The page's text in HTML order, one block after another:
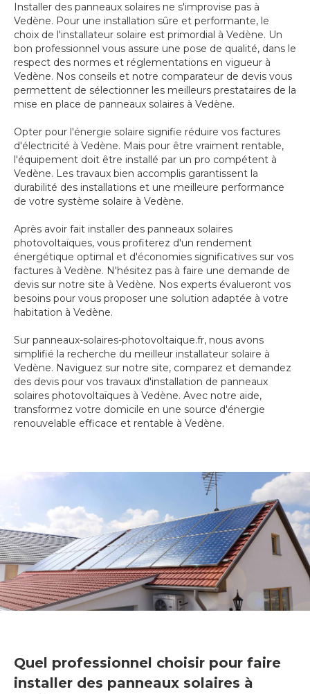
Installer des panneaux solaires ne s'improvise pas à
Vedène. Pour une installation sûre et performante, le
choix de l'installateur solaire est primordial à Vedène. Un
bon professionnel vous assure une pose de qualité, dans le
respect des normes et réglementations en vigueur à
Vedène. Nos conseils et notre comparateur de devis vous
permettent de sélectionner les meilleurs prestataires de la
mise en place de panneaux solaires à Vedène.
Opter pour l'énergie solaire signifie réduire vos factures
d'électricité à Vedène. Mais pour être vraiment rentable,
l'équipement doit être installé par un pro compétent à
Vedène. Les travaux bien accomplis garantissent la
durabilité des installations et une meilleure performance
de votre système solaire à Vedène.
Après avoir fait installer des panneaux solaires
photovoltaïques, vous profiterez d'un rendement
énergétique optimal et d'économies significatives sur vos
factures à Vedène. N'hésitez pas à faire une demande de
devis sur notre site à Vedène. Nos experts évalueront vos
besoins pour vous proposer une solution adaptée à votre
habitation à Vedène.
Sur panneaux-solaires-photovoltaique.fr, nous avons
simplifié la recherche du meilleur installateur solaire à
Vedène. Naviguez sur notre site, comparez et demandez
des devis pour vos travaux d'installation de panneaux
solaires photovoltaïques à Vedène. Avec notre aide,
transformez votre domicile en une source d'énergie
renouvelable efficace et rentable à Vedène.
Quel professionnel choisir pour faire
installer des panneaux solaires à